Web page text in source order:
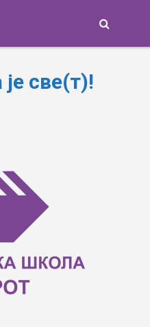
све(т)!